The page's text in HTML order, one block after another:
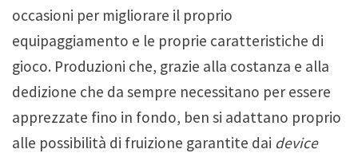
occasioni per migliorare il proprio
equipaggiamento e le proprie caratteristiche di
gioco. Produzioni che, grazie alla costanza e alla
dedizione che da sempre necessitano per essere
apprezzate fino in fondo, ben si adattano proprio
alle possibilità di fruizione garantite dai device